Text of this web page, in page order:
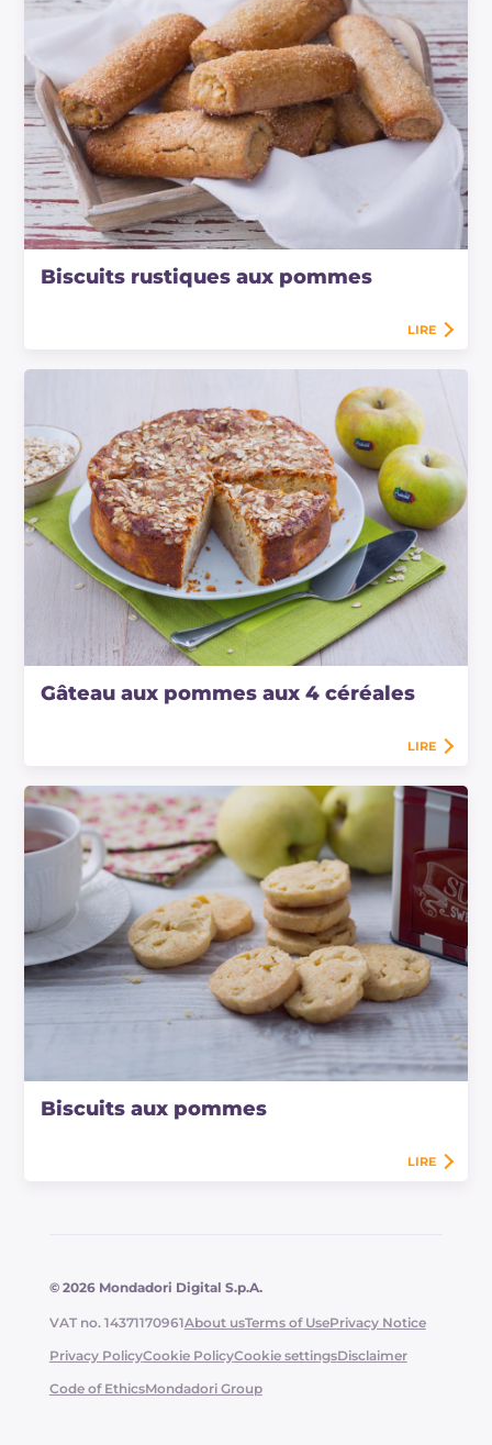
Biscuits rustiques aux pommes
LIRE
Gâteau aux pommes aux 4 céréales
LIRE
Biscuits aux pommes
LIRE
© 2026 Mondadori Digital S.p.A.
VAT no. 14371170961About usTerms of UsePrivacy Notice
Privacy PolicyCookie PolicyCookie settingsDisclaimer
Code of EthicsMondadori Group